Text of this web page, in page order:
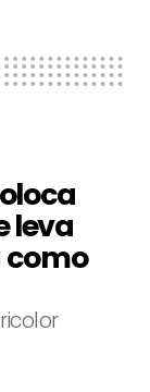
leva
como